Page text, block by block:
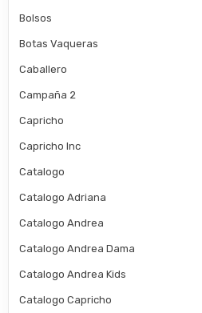
Bolsos
Botas Vaqueras
Caballero
Campaña 2
Capricho
Capricho Inc
Catalogo
Catalogo Adriana
Catalogo Andrea
Catalogo Andrea Dama
Catalogo Andrea Kids
Catalogo Capricho